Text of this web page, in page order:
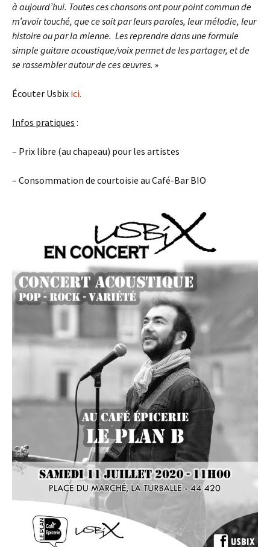
à aujourd’hui. Toutes ces chansons ont pour point commun de
m’avoir touché, que ce soit par leurs paroles, leur mélodie, leur
histoire ou par la mienne. Les reprendre dans une formule
simple guitare acoustique/voix permet de les partager, et de
se rassembler autour de ces œuvres. »
Écouter Usbix ici.
Infos pratiques :
– Prix libre (au chapeau) pour les artistes
– Consommation de courtoisie au Café-Bar BIO